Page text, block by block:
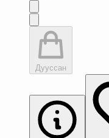
Дууссан